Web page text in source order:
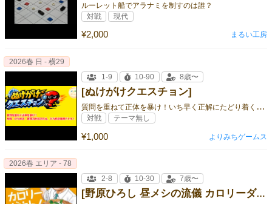
ルーレット船でアラナミを制すのは誰？
¥2,000
対戦 現代
まるい工房
[ぬけがけクエスチョン]
質
問を重ねて正体を暴け！いち早く正解にたどり着く、ひらめき推理バトル！
¥1,000
2026春 日 - 横29
1-9
10-90 8歳〜
対戦 テーマ無し
よりみちゲームス
[野原ひろし 昼メシの流儀 カロリーダウト!]
2026春 エリア - 78
2-8
10-30 7歳〜